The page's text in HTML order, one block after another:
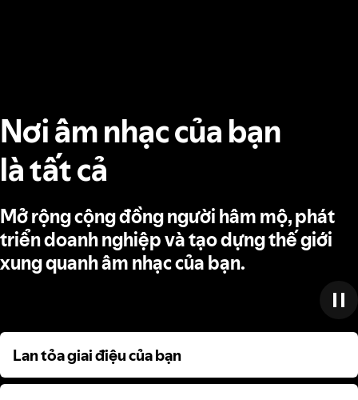
Nơi âm nhạc của bạn
là tất cả
Mở rộng cộng đồng người hâm mộ, phát
triển doanh nghiệp và tạo dựng thế giới
xung quanh âm nhạc của bạn.
Lan tỏa giai điệu của bạn
Lan tỏa giai điệu của bạn